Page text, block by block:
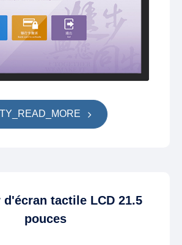
TY_READ_MORE
d'écran tactile LCD 21.5
pouces